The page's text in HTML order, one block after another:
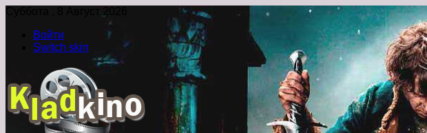
Суббота , 8 Август 2026
Войти
Switch skin